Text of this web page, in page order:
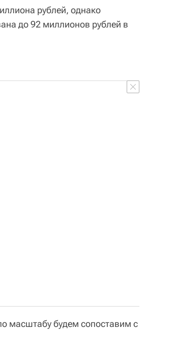
рублей, однако
до 92 миллионов рублей в
масштабу будем сопоставим с